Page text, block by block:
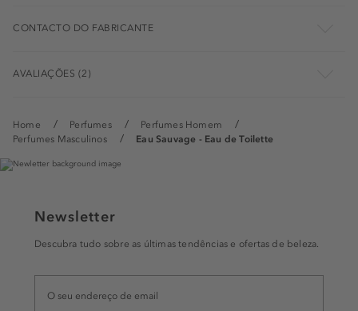
Home Perfumes
Perfumes Homem
Perfumes Masculinos
Eau Sauvage - Eau de Toilette
CONTACTO DO FABRICANTE
AVALIAÇÕES (2)
Newsletter
Descubra tudo sobre as últimas tendências e ofertas de beleza.